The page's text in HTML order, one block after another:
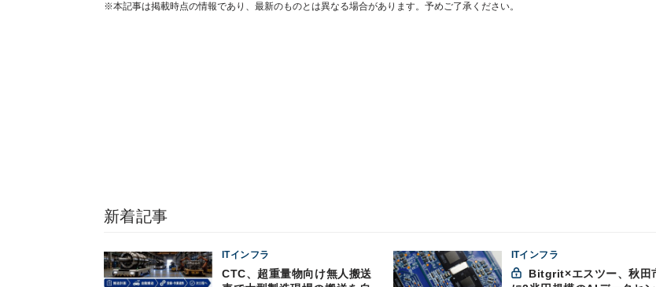
※本記事は掲載時点の情報であり、最新のものとは異なる場合があります。予めご了承ください。
新着記事
ITインフラ
CTC、超重量物向け無人搬送
ITインフラ